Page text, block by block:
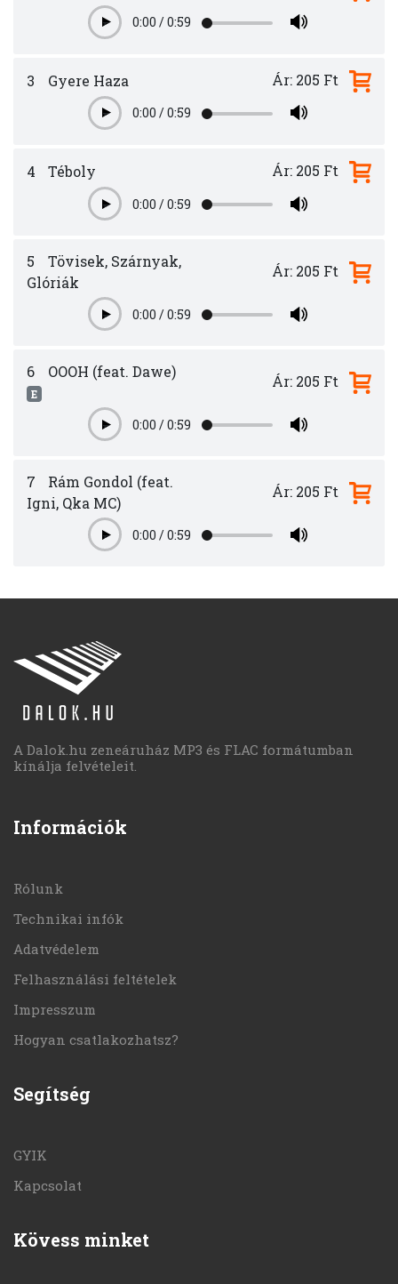
Play0:00 /0:59
3 Gyere Haza
Play0:00 /0:59
Ár: 205 Ft
4 Téboly
Play0:00 /0:59
Ár: 205 Ft
5
Tövisek, Szárnyak,
Glóriák
Play0:00 /0:59
Ár: 205 Ft
6 OOOH (feat. Dawe)
E
Play0:00 /0:59
Ár: 205 Ft
7
Rám Gondol (feat.
Igni, Qka MC)
Play0:00 /0:59
Ár: 205 Ft
A Dalok.hu zeneáruház MP3 és FLAC formátumban
kínálja felvételeit.
Információk
Rólunk
Technikai infók
Adatvédelem
Felhasználási feltételek
Impresszum
Hogyan csatlakozhatsz?
Segítség
GYIK
Kapcsolat
Kövess minket